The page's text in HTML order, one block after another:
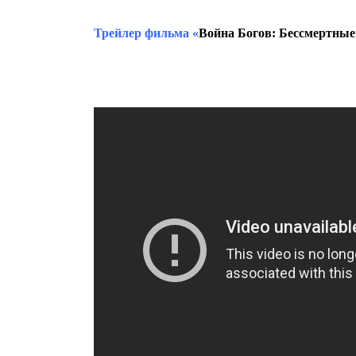
Трейлер фильма «Война Богов: Бессмертные